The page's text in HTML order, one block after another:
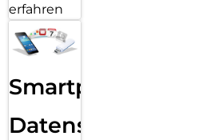
erfahren
Smartphone
Datensicherung